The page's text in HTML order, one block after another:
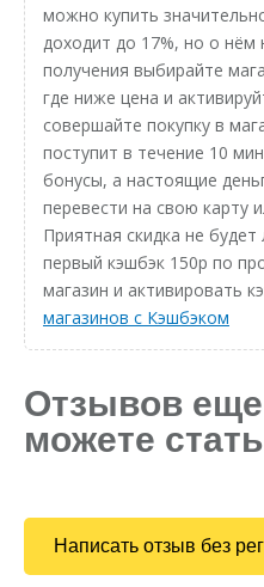
можно купить
доходит до 17%, но о нём
получения выбирайте
где ниже цена и
совершайте покупку в
поступит в течение 10
бонусы, а настоящие
перевести на свою карту
Приятная скидка не
первый кэшбэк 150р по
магазин и активировать
магазинов с Кэшбэком
Отзывов
можете
Написать отзыв без